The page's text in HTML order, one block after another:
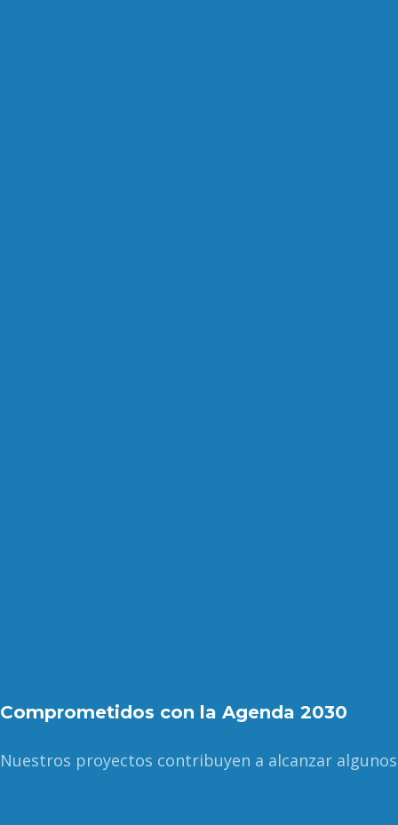
Comprometidos con la Agenda 2030
Nuestros proyectos contribuyen a alcanzar